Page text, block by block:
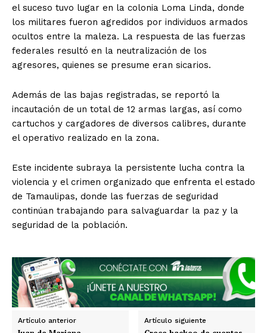
el suceso tuvo lugar en la colonia Loma Linda, donde
los militares fueron agredidos por individuos armados
ocultos entre la maleza. La respuesta de las fuerzas
federales resultó en la neutralización de los
agresores, quienes se presume eran sicarios.
Además de las bajas registradas, se reportó la
incautación de un total de 12 armas largas, así como
cartuchos y cargadores de diversos calibres, durante
el operativo realizado en la zona.
Este incidente subraya la persistente lucha contra la
violencia y el crimen organizado que enfrenta el estado
de Tamaulipas, donde las fuerzas de seguridad
continúan trabajando para salvaguardar la paz y la
seguridad de la población.
Artículo anterior Artículo siguiente